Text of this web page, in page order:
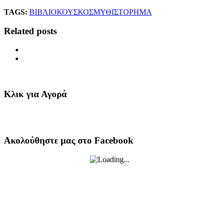
TAGS: ΒΙΒΛΙΟΚΟΥΣΚΟΣΜΥΘΙΣΤΟΡΗΜΑ
Related posts
Κλικ για Αγορά
Ακολούθηστε μας στο Facebook